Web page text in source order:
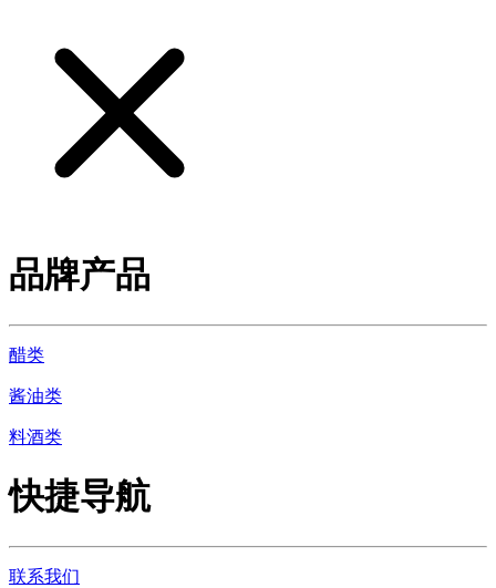
品牌产品
醋类
酱油类
料酒类
快捷导航
联系我们